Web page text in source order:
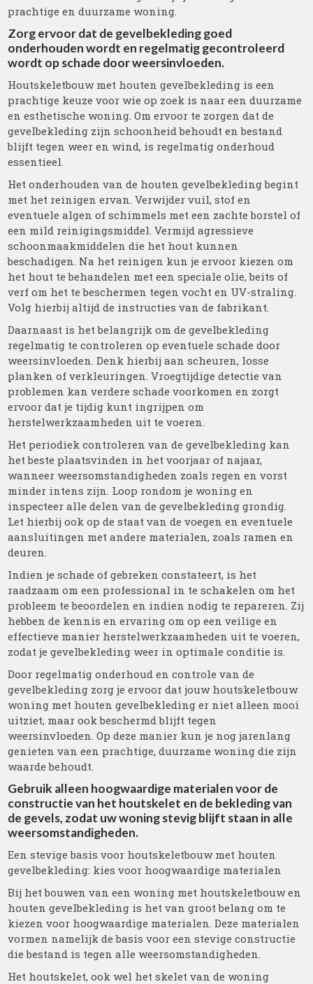
prachtige en duurzame woning.
Zorg ervoor dat de gevelbekleding goed
onderhouden wordt en regelmatig gecontroleerd
wordt op schade door weersinvloeden.
Houtskeletbouw met houten gevelbekleding is een
prachtige keuze voor wie op zoek is naar een duurzame
en esthetische woning. Om ervoor te zorgen dat de
gevelbekleding zijn schoonheid behoudt en bestand
blijft tegen weer en wind, is regelmatig onderhoud
essentieel.
Het onderhouden van de houten gevelbekleding begint
met het reinigen ervan. Verwijder vuil, stof en
eventuele algen of schimmels met een zachte borstel of
een mild reinigingsmiddel. Vermijd agressieve
schoonmaakmiddelen die het hout kunnen
beschadigen. Na het reinigen kun je ervoor kiezen om
het hout te behandelen met een speciale olie, beits of
verf om het te beschermen tegen vocht en UV-straling.
Volg hierbij altijd de instructies van de fabrikant.
Daarnaast is het belangrijk om de gevelbekleding
regelmatig te controleren op eventuele schade door
weersinvloeden. Denk hierbij aan scheuren, losse
planken of verkleuringen. Vroegtijdige detectie van
problemen kan verdere schade voorkomen en zorgt
ervoor dat je tijdig kunt ingrijpen om
herstelwerkzaamheden uit te voeren.
Het periodiek controleren van de gevelbekleding kan
het beste plaatsvinden in het voorjaar of najaar,
wanneer weersomstandigheden zoals regen en vorst
minder intens zijn. Loop rondom je woning en
inspecteer alle delen van de gevelbekleding grondig.
Let hierbij ook op de staat van de voegen en eventuele
aansluitingen met andere materialen, zoals ramen en
deuren.
Indien je schade of gebreken constateert, is het
raadzaam om een professional in te schakelen om het
probleem te beoordelen en indien nodig te repareren. Zij
hebben de kennis en ervaring om op een veilige en
effectieve manier herstelwerkzaamheden uit te voeren,
zodat je gevelbekleding weer in optimale conditie is.
Door regelmatig onderhoud en controle van de
gevelbekleding zorg je ervoor dat jouw houtskeletbouw
woning met houten gevelbekleding er niet alleen mooi
uitziet, maar ook beschermd blijft tegen
weersinvloeden. Op deze manier kun je nog jarenlang
genieten van een prachtige, duurzame woning die zijn
waarde behoudt.
Gebruik alleen hoogwaardige materialen voor de
constructie van het houtskelet en de bekleding van
de gevels, zodat uw woning stevig blijft staan ​​in alle
weersomstandigheden.
Een stevige basis voor houtskeletbouw met houten
gevelbekleding: kies voor hoogwaardige materialen
Bij het bouwen van een woning met houtskeletbouw en
houten gevelbekleding is het van groot belang om te
kiezen voor hoogwaardige materialen. Deze materialen
vormen namelijk de basis voor een stevige constructie
die bestand is tegen alle weersomstandigheden.
Het houtskelet, ook wel het skelet van de woning